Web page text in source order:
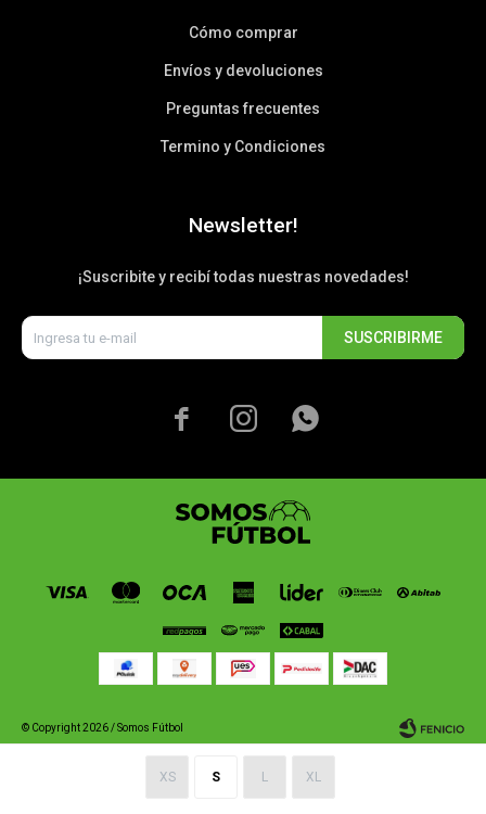
XS S L XL
Cómo comprar
Envíos y devoluciones
Preguntas frecuentes
Termino y Condiciones
Newsletter!
¡Suscribite y recibí todas nuestras novedades!
SUSCRIBIRME
  
© Copyright 2026 / Somos Fútbol